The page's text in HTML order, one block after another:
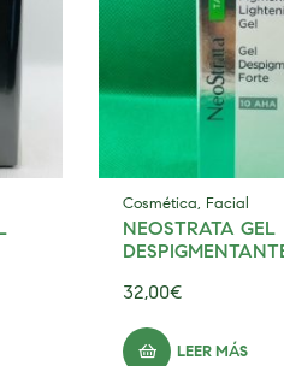
Cosmética, Facial
NEOSTRATA GEL
32,00€
LEER MÁS